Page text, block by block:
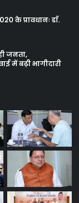
के प्रावधानः डाॅ.
जनता,
में बढ़ी भागीदारी